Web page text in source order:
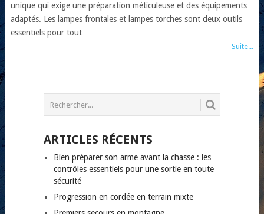
unique qui exige une préparation méticuleuse et des équipements
adaptés. Les lampes frontales et lampes torches sont deux outils
essentiels pour tout
Suite...
POSTS
NAVIGATION
ARTICLES RÉCENTS
Bien préparer son arme avant la chasse : les
contrôles essentiels pour une sortie en toute
sécurité
Progression en cordée en terrain mixte